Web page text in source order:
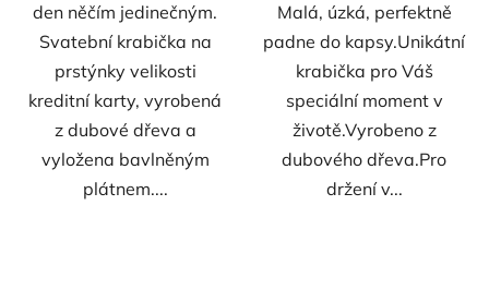
den něčím jedinečným.
Svatební krabička na
prstýnky velikosti
kreditní karty, vyrobená
z dubové dřeva a
vyložena bavlněným
plátnem....
Malá, úzká, perfektně
padne do kapsy.Unikátní
krabička pro Váš
speciální moment v
životě.Vyrobeno z
dubového dřeva.Pro
držení v...